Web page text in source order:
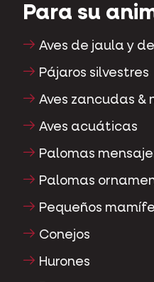
Para su
Aves de jaula y
Pájaros silvestres
Aves zancudas &
Aves acuáticas
Palomas
Palomas
Pequeños
Conejos
Hurones